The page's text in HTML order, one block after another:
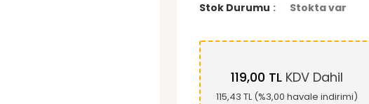
Stok Durumu
Stokta var
119,00 TL KDV Dahil
115,43 TL (%3,00 havale indirimi)